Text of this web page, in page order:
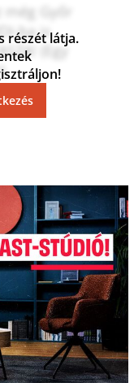
Győr
ba is
(Egy
részét látja.